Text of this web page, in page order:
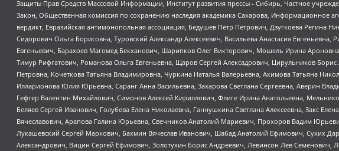
Защиты Прав Средств Массовой Информации, Институт развития прессы - Сибирь, Частное
Закон, Общественная комиссия по сохранению наследия академика Сахарова, Информационное
вердикт, Евразийская антимонопольная ассоциация, Бедушев Петр Петрович, Дзугкоева
Сидорович Ольга Борисовна, Туровский Александр Алексеевич, Васильева Анастасия
Евгеньевич, Барахоев Магомед Бекханович, Шарипков Олег Викторович, Мошель Ирина
Тимур Рифгатович, Романова Ольга Евгеньевна, Щаров Сергей Алексадрович, Цирульников
Петровна, Кочеткова Татьяна Владимировна, Чуркина Наталья Валерьевна, Акимова Татьяна
Илларионова Юлия Юрьевна, Саранг Анна Васильевна, Захарова Светлана Сергеевна, Аверин
Гефтер Валентин Михайлович, Симонов Алексей Кириллович, Флиге Ирина Анатольевна,
Беляев Сергей Иванович, Голубева Елена Николаевна, Ганнушкина Светлана Алексеевна, Закс
Вячеславович, Арапова Галина Юрьевна, Свечников Анатолий Мариевич, Прохоров Вадим
Лукашевский Сергей Маркович, Бахмин Вячеслав Иванович, Шабад Анатолий Ефимович, Сухих
Александрович, Вицин Сергей Ефимович, Золотухин Борис Андреевич, Левинсон Лев